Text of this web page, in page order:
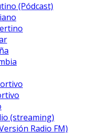
(Pódcast)
(streaming)
Radio FM)